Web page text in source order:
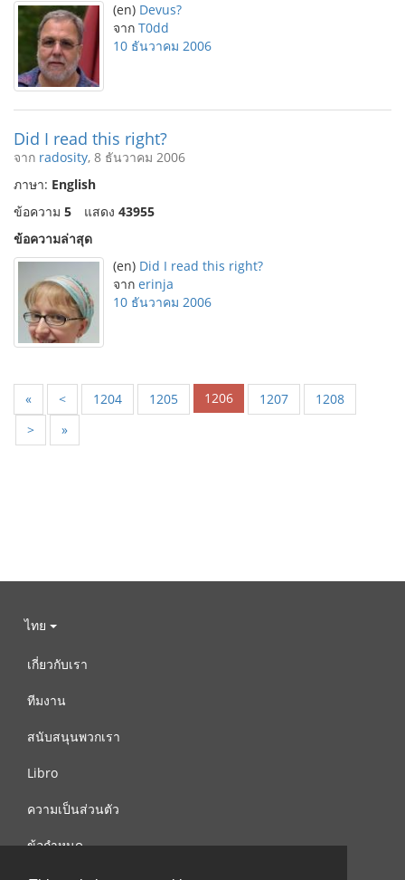
(en) Devus?
จาก T0dd
10 ธันวาคม 2006
Did I read this right?
จาก radosity, 8 ธันวาคม 2006
ภาษา: English
ข้อความ 5 แสดง 43955
ข้อความล่าสุด
(en) Did I read this right?
จาก erinja
10 ธันวาคม 2006
« < 1204 1205 1206 1207
1208
>
»
ไทย
เกี่ยวกับเรา
ทีมงาน
สนับสนุนพวกเรา
Libro
ความเป็นส่วนตัว
ข้อกำหนด